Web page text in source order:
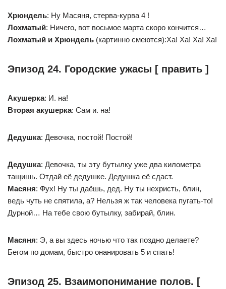
Хрюндель: Ну Масяня, стерва-курва 4 !
Лохматый: Ничего, вот восьмое марта скоро кончится…
Лохматый и Хрюндель (картинно смеются):Ха! Ха! Ха! Ха!
Эпизод 24. Городские ужасы [ править ]
Акушерка: И. на!
Вторая акушерка: Сам и. на!
Дедушка: Девочка, постой! Постой!
Дедушка: Девочка, ты эту бутылку уже два километра
тащишь. Отдай её дедушке. Дедушка её сдаст.
Масяня: Фух! Ну ты даёшь, дед. Ну ты нехристь, блин,
ведь чуть не спятила, а? Нельзя ж так человека пугать-то!
Дурной… На тебе свою бутылку, забирай, блин.
Масяня: Э, а вы здесь ночью что так поздно делаете?
Бегом по домам, быстро онанировать 5 и спать!
Эпизод 25. Взаимопонимание полов. [